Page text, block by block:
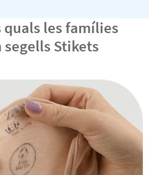
quals les famílies
Stikets